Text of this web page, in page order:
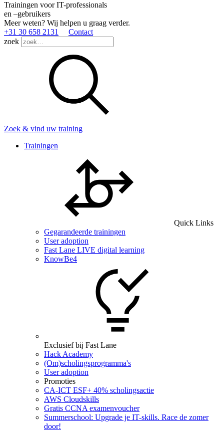
Trainingen voor IT-professionals
en –gebruikers
Meer weten? Wij helpen u graag verder.
+31 30 658 2131
Contact
zoek
Zoek & vind uw training
Trainingen
Quick Links
Gegarandeerde trainingen
User adoption
Fast Lane LIVE digital learning
KnowBe4
Exclusief bij Fast Lane
Hack Academy
(Om)scholingsprogramma's
User adoption
Promoties
CA‑ICT ESF+ 40% scholingsactie
AWS Cloudskills
Gratis CCNA examenvoucher
Summerschool: Upgrade je IT-skills. Race de zomer
door!